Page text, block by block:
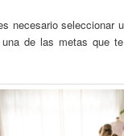
necesario seleccionar
de las metas que